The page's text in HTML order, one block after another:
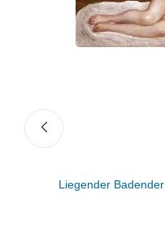
Liegender Badender